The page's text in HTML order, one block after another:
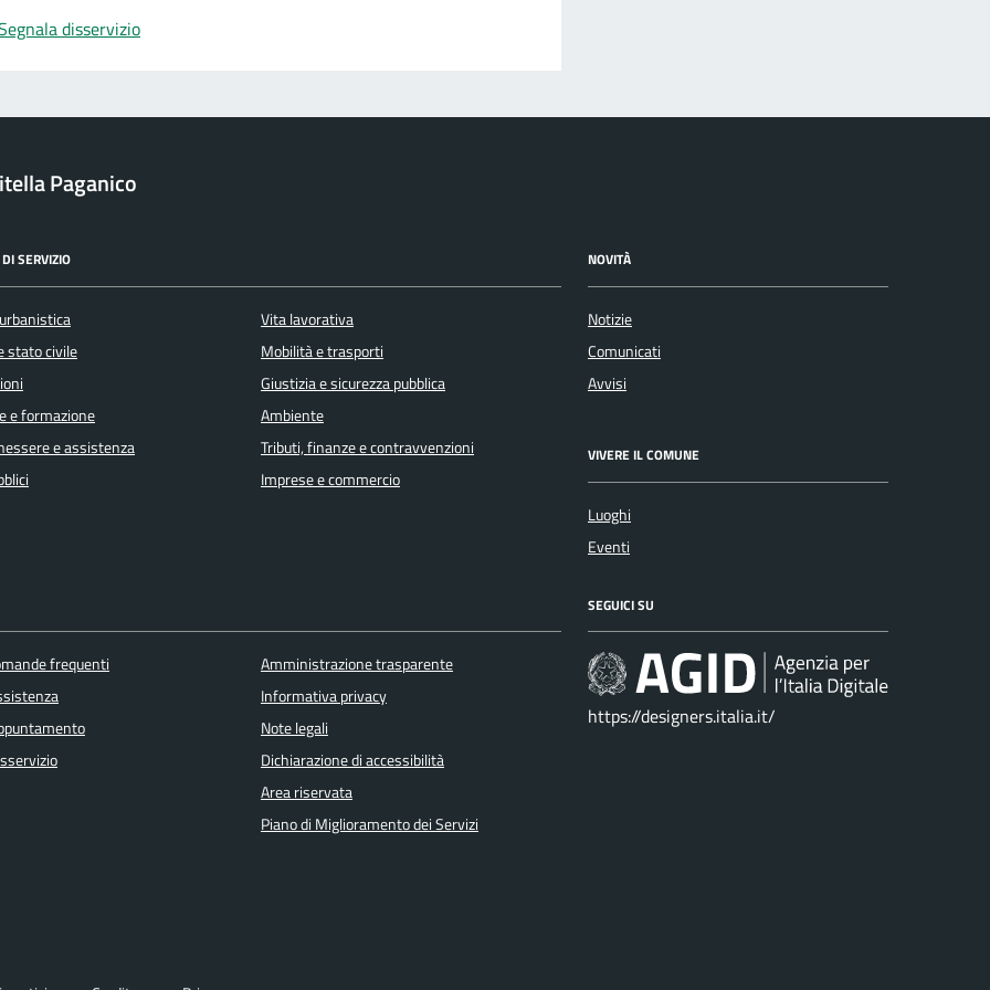
disservizio
Paganico
SERVIZIO
stato civile
e formazione
e assistenza
Vita lavorativa
Mobilità e trasporti
Giustizia e sicurezza pubblica
Ambiente
Tributi, finanze e contravvenzioni
Imprese e commercio
NOVITÀ
Notizie
Comunicati
Avvisi
VIVERE IL COMUNE
Luoghi
Eventi
frequenti
Amministrazione trasparente
Informativa privacy
Note legali
Dichiarazione di accessibilità
Area riservata
Piano di Miglioramento dei Servizi
SEGUICI SU
https://designers.italia.it/